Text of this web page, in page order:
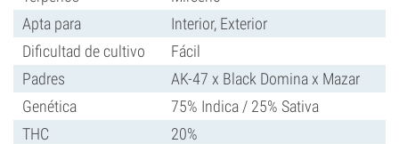
Apta para
Interior, Exterior
Dificultad de cultivo
Fácil
Padres
AK-47 x Black Domina x Mazar
Genética
75% Indica / 25% Sativa
THC
20%